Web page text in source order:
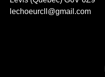
lechoeurcll@gmail.com